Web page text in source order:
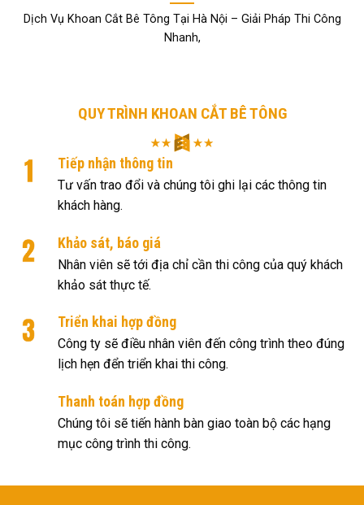
Dịch Vụ Khoan Cắt Bê Tông Tại Hà Nội – Giải Pháp Thi Công
Nhanh,
QUY TRÌNH KHOAN CẮT BÊ TÔNG
Tiếp nhận thông tin
Tư vấn trao đổi và chúng tôi ghi lại các thông tin
khách hàng.
Khảo sát, báo giá
Nhân viên sẽ tới địa chỉ cần thi công của quý khách
khảo sát thực tế.
Triển khai hợp đồng
Công ty sẽ điều nhân viên đến công trình theo đúng
lịch hẹn đển triển khai thi công.
Thanh toán hợp đồng
Chúng tôi sẽ tiến hành bàn giao toàn bộ các hạng
mục công trình thi công.